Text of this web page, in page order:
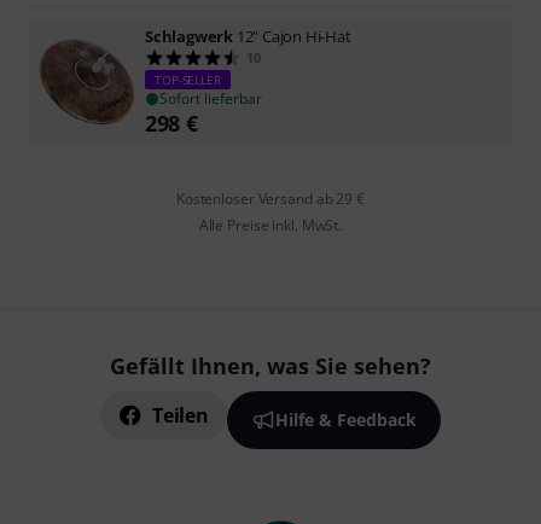
Schlagwerk 12" Cajon Hi-Hat
10
TOP-SELLER
Sofort lieferbar
298 €
Kostenloser Versand ab 29 €
Alle Preise inkl. MwSt.
Gefällt Ihnen, was Sie sehen?
Teilen Hilfe & Feedback